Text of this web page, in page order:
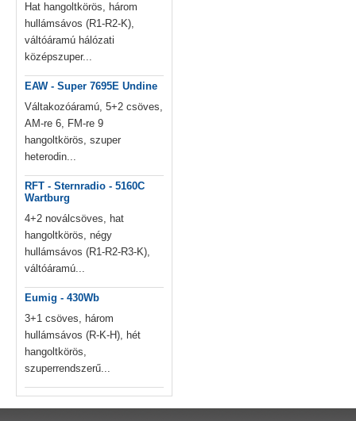
Hat hangoltkörös, három
hullámsávos (R1-R2-K),
váltóáramú hálózati
középszuper...
EAW - Super 7695E Undine
Váltakozóáramú, 5+2 csöves,
AM-re 6, FM-re 9
hangoltkörös, szuper
heterodin...
RFT - Sternradio - 5160C
Wartburg
4+2 noválcsöves, hat
hangoltkörös, négy
hullámsávos (R1-R2-R3-K),
váltóáramú...
Eumig - 430Wb
3+1 csöves, három
hullámsávos (R-K-H), hét
hangoltkörös,
szuperrendszerű...